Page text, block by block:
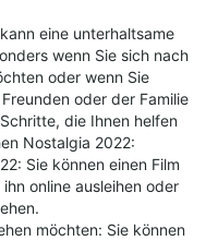
eine unterhaltsame
wenn Sie sich nach
oder wenn Sie
oder der Familie
die Ihnen helfen
Nostalgia 2022:
Sie können einen Film
online ausleihen oder
möchten: Sie können